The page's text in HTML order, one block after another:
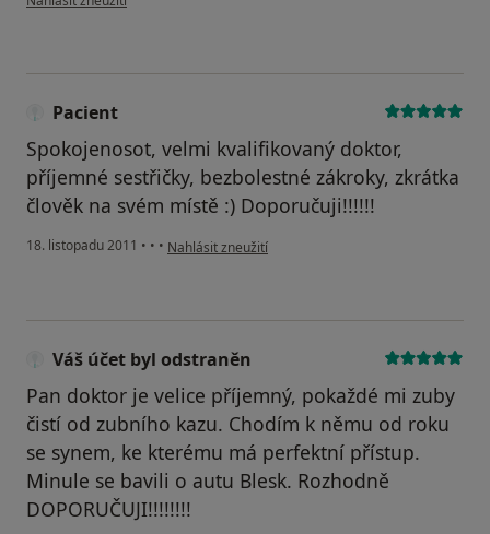
Pacient
Spokojenosot, velmi kvalifikovaný doktor,
příjemné sestřičky, bezbolestné zákroky, zkrátka
člověk na svém místě :) Doporučuji!!!!!!
18. listopadu 2011 • • • podle názoru uživatele Pacient
Nahlásit zneužití
Váš účet byl odstraněn
Pan doktor je velice příjemný, pokaždé mi zuby
čistí od zubního kazu. Chodím k němu od roku
se synem, ke kterému má perfektní přístup.
Minule se bavili o autu Blesk. Rozhodně
DOPORUČUJI!!!!!!!!